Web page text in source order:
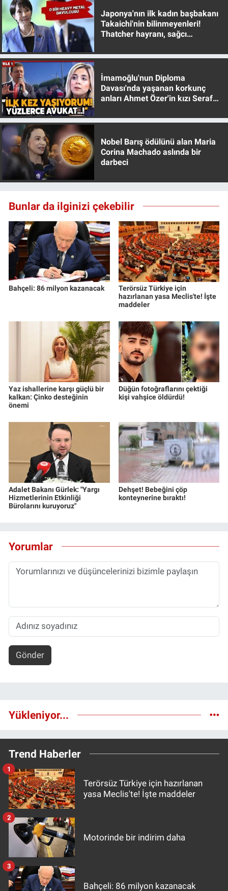
Japonya'nın ilk kadın başbakanı
Takaichi'nin bilinmeyenleri!
Thatcher hayranı, sağcı
İmamoğlu'nun Diploma
Davası'nda yaşanan korkunç
anları Ahmet Özer'in kızı Seraf
Nobel Barış ödülünü alan Maria
Corina Machado aslında bir
darbeci
Bunlar da ilginizi çekebilir
Bahçeli: 86 milyon kazanacak
Terörsüz Türkiye için
hazırlanan yasa Meclis'te! İşte
maddeler
Yaz ishallerine karşı güçlü bir
kalkan: Çinko desteğinin
önemi
Düğün fotoğraflarını çektiği
kişi vahşice öldürdü!
Adalet Bakanı Gürlek: "Yargı
Hizmetlerinin Etkinliği
Bürolarını kuruyoruz"
Dehşet! Bebeğini çöp
konteynerine bıraktı!
Yorumlar
Gönder
Yükleniyor...
Trend Haberler
Terörsüz Türkiye için hazırlanan
yasa Meclis'te! İşte maddeler
1
Motorinde bir indirim daha
2
Bahçeli: 86 milyon kazanacak
3